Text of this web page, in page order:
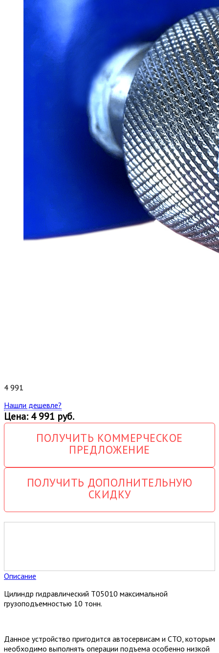
4 991
Нашли дешевле?
Цена: 4 991 руб.
ПОЛУЧИТЬ КОММЕРЧЕСКОЕ
ПРЕДЛОЖЕНИЕ
ПОЛУЧИТЬ ДОПОЛНИТЕЛЬНУЮ
СКИДКУ
Описание
Цилиндр гидравлический T05010 максимальной
грузоподъемностью 10 тонн.
Данное устройство пригодится автосервисам и СТО, которым
необходимо выполнять операции подъема особенно низкой